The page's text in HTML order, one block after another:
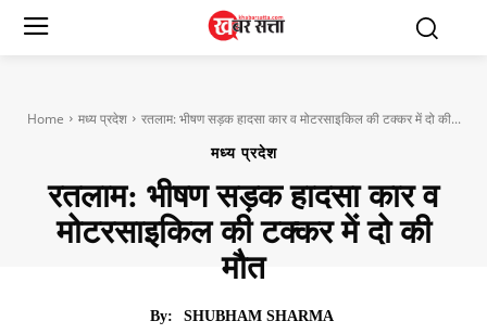
Home मध्य प्रदेश रतलाम: भीषण सड़क हादसा कार व मोटरसाइकिल की टक्कर में दो की...
मध्य प्रदेश
रतलाम: भीषण सड़क हादसा कार व
मोटरसाइकिल की टक्कर में दो की
मौत
By:
SHUBHAM SHARMA